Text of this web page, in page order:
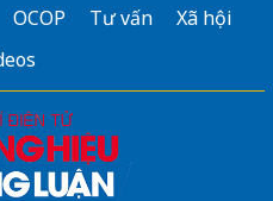
OCOP Tư vấn
Xã hội